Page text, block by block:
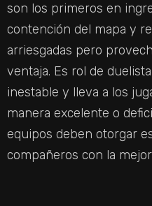
son los primeros en
contención del mapa y
arriesgadas pero
ventaja. Es rol de
inestable y lleva a los
manera excelente o
equipos deben otorgar
compañeros con la